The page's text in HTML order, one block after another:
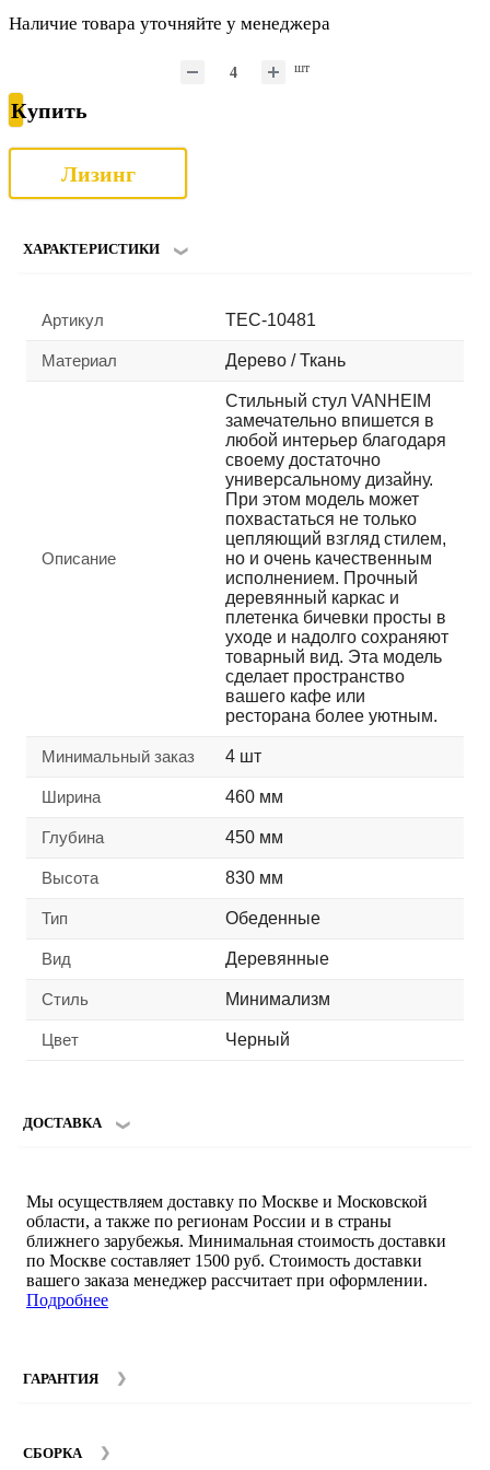
Наличие товара уточняйте у менеджера
шт
Купить
Лизинг
ХАРАКТЕРИСТИКИ
Артикул TEC-10481
Материал Дерево / Ткань
Описание
Стильный стул VANHEIM
замечательно впишется в
любой интерьер благодаря
своему достаточно
универсальному дизайну.
При этом модель может
похвастаться не только
цепляющий взгляд стилем,
но и очень качественным
исполнением. Прочный
деревянный каркас и
плетенка бичевки просты в
уходе и надолго сохраняют
товарный вид. Эта модель
сделает пространство
вашего кафе или
ресторана более уютным.
Минимальный заказ 4 шт
Ширина 460 мм
Глубина 450 мм
Высота 830 мм
Тип Обеденные
Вид Деревянные
Стиль Минимализм
Цвет Черный
ДОСТАВКА
Мы осуществляем доставку по Москве и Московской
области, а также по регионам России и в страны
ближнего зарубежья. Минимальная стоимость доставки
по Москве составляет 1500 руб. Стоимость доставки
вашего заказа менеджер рассчитает при оформлении.
Подробнее
ГАРАНТИЯ
составляет 12 месяцев с момента покупки при
СБОРКА